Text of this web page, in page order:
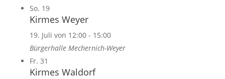
So. 19
Kirmes Weyer
19. Juli von 12:00- 15:00
Bürgerhalle Mechernich-Weyer
Fr. 31
Kirmes Waldorf